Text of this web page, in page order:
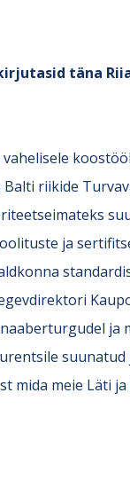
täna
riikide
ja
ja
suunatud
mida meie Läti